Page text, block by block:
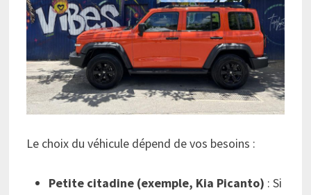
Le choix du véhicule dépend de vos besoins :
Petite citadine (exemple, Kia Picanto) : Si